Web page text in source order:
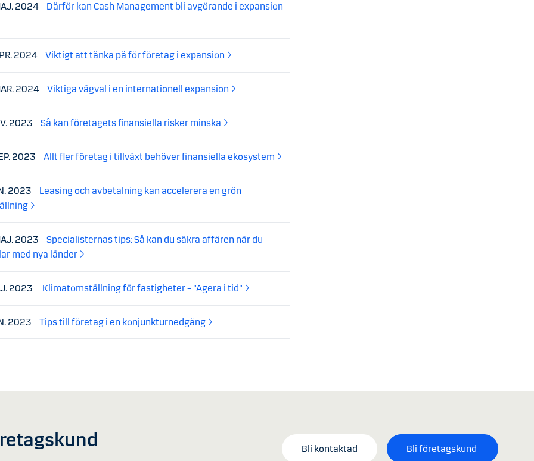
2024 Därför kan Cash Management bli avgörande i expansion
2024 Viktigt att tänka på för företag i expansion
2024 Viktiga vägval i en internationell expansion
2023 Så kan företagets finansiella risker minska
2023 Allt fler företag i tillväxt behöver finansiella ekosystem
2023
Leasing och avbetalning kan accelerera en grön
2023
Specialisternas tips: ​​Så kan du säkra affären när du
med nya länder
2023 Klimatomställning för fastigheter – "Agera i tid"
2023 Tips till företag i en konjunkturnedgång
Bli kontaktad Bli företagskund